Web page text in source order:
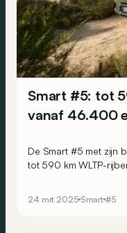
Smart #5: tot
vanaf 46.400
De Smart #5 met zijn
tot 590 km WLTP-
24 mrt 2025 Smart #5